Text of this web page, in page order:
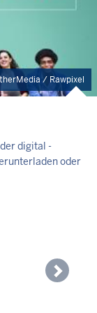
/ Rawpixel
digital -
oder